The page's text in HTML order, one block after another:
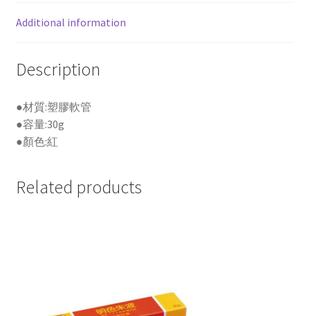
泥
充
油
Additional information
Description
●材質:塑膠軟管
●容量:30g
●顏色:紅
Related products